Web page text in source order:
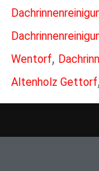
Wentorf,
Altenholz Gettorf,